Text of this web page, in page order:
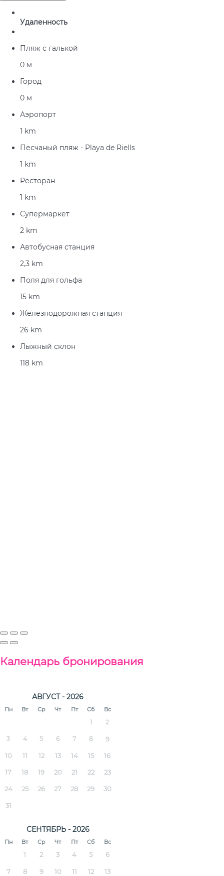
Удаленность
Пляж с галькой
0 м
Город
0 м
Аэропорт
1 km
Песчаный пляж - Playa de Riells
1 km
Ресторан
1 km
Супермаркет
2 km
Автобусная станция
2,3 km
Поля для гольфа
15 km
Железнодорожная станция
26 km
Лыжный склон
118 km
Календарь бронирования
АВГУСТ - 2026
Пн Вт Ср Чт Пт Сб Вс
1 2
3 4 5 6 7 8 9
10 11 12 13 14 15 16
17 18 19 20 21 22 23
24 25 26 27 28 29 30
31
СЕНТЯБРЬ - 2026
Пн Вт Ср Чт Пт Сб Вс
1 2 3 4 5 6
7 8 9 10 11 12 13